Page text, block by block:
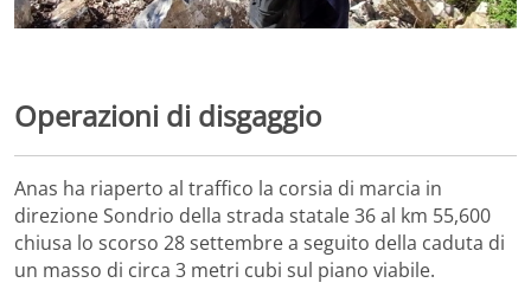
Operazioni di disgaggio
Anas ha riaperto al traffico la corsia di marcia in
direzione Sondrio della strada statale 36 al km 55,600
chiusa lo scorso 28 settembre a seguito della caduta di
un masso di circa 3 metri cubi sul piano viabile.